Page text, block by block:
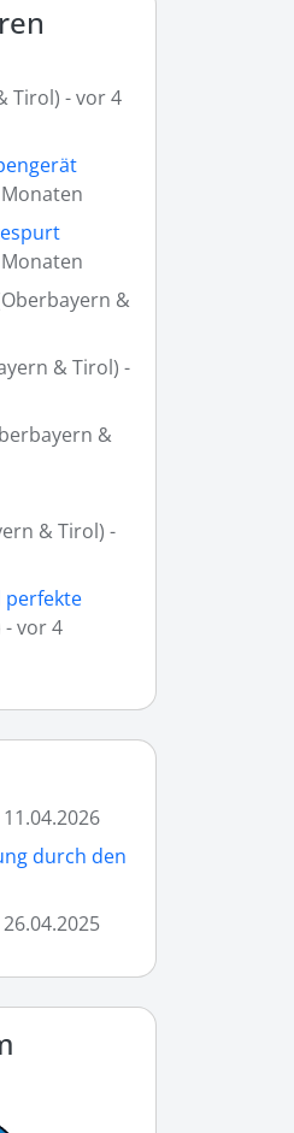
Tirol) - vor 4
&
& Tirol) -
&
& Tirol) -
perfekte
vor 4
11.04.2026
durch den
26.04.2025